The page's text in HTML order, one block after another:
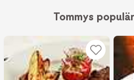
Tommys